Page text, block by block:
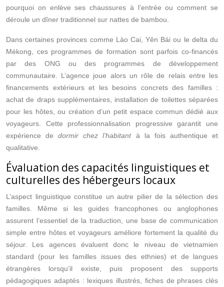
pourquoi on enlève ses chaussures à l’entrée ou comment se
déroule un dîner traditionnel sur nattes de bambou.
Dans certaines provinces comme Lào Cai, Yên Bái ou le delta du
Mékong, ces programmes de formation sont parfois co‑financés
par des ONG ou des programmes de développement
communautaire. L’agence joue alors un rôle de relais entre les
financements extérieurs et les besoins concrets des familles :
achat de draps supplémentaires, installation de toilettes séparées
pour les hôtes, ou création d’un petit espace commun dédié aux
voyageurs. Cette professionnalisation progressive garantit une
expérience dedormir chez l’habitantà la fois authentique et
qualitative.
Évaluation des capacités linguistiques et
culturelles des hébergeurs locaux
L’aspect linguistique constitue un autre pilier de la sélection des
familles. Même si les guides francophones ou anglophones
assurent l’essentiel de la traduction, une base de communication
simple entre hôtes et voyageurs améliore fortement la qualité du
séjour. Les agences évaluent donc le niveau de vietnamien
standard (pour les familles issues des ethnies) et de langues
étrangères lorsqu’il existe, puis proposent des supports
pédagogiques adaptés : lexiques illustrés, fiches de phrases clés